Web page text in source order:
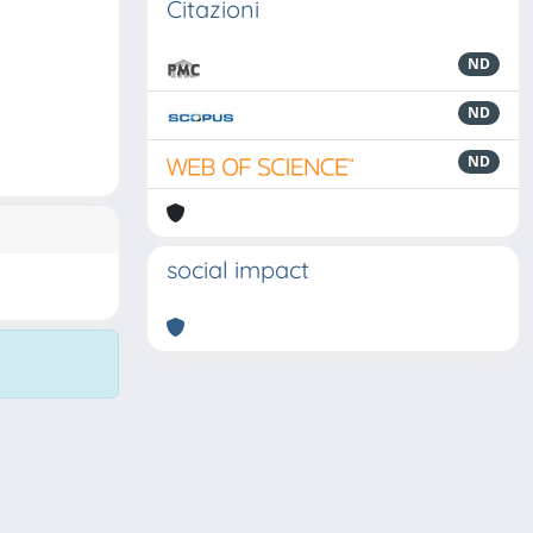
Citazioni
ND
ND
ND
social impact